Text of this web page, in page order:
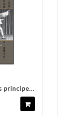
d'envies
principes